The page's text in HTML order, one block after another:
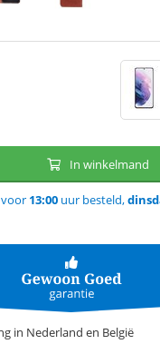
In winkelmand
13:00 uur besteld,
in Nederland en België